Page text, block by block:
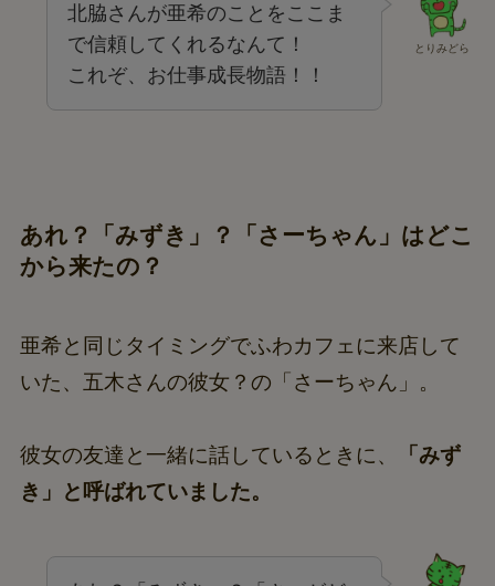
とりみどら
北脇さんが亜希のことをここま
で信頼してくれるなんて！
これぞ、お仕事成長物語！！
あれ？「みずき」？「さーちゃん」はどこ
から来たの？
亜希と同じタイミングでふわカフェに来店して
いた、五木さんの彼女？の「さーちゃん」。
彼女の友達と一緒に話しているときに、
「みず
き」と呼ばれていました。